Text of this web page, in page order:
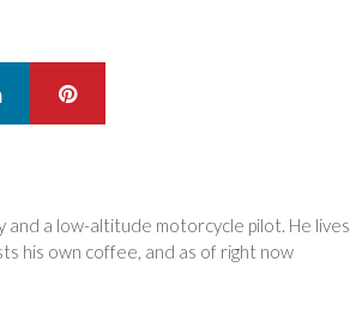
LinkedIn
a low-altitude motorcycle pilot. He lives
his own coffee, and as of right now